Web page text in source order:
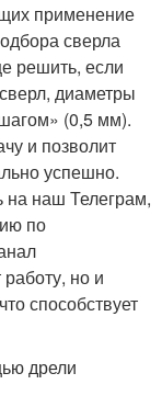
применение
сверла
решить, если
диаметры
(0,5 мм).
и позволит
успешно.
наш Телеграм,
по
но и
способствует
дрели